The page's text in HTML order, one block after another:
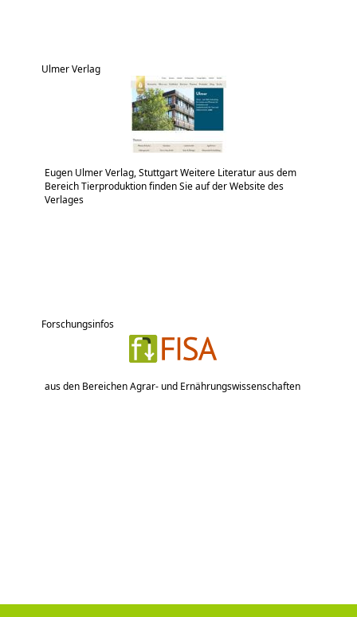
Ulmer Verlag
Eugen Ulmer Verlag, Stuttgart Weitere Literatur aus dem
Bereich Tierproduktion finden Sie auf der Website des
Verlages
Forschungsinfos
aus den Bereichen Agrar- und Ernährungswissenschaften